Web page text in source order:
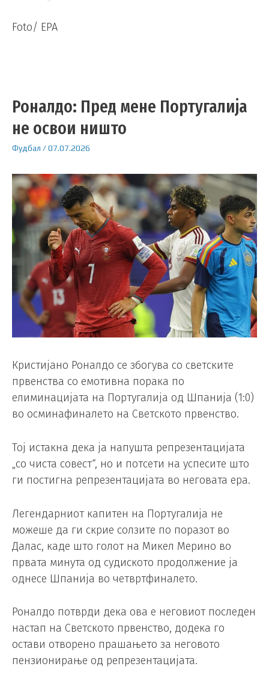
Foto/ EPA
Роналдо: Пред мене Португалија
не освои ништо
Фудбал /07.07.2026
Кристијано Роналдо се збогува со светските
првенства со емотивна порака по
елиминацијата на Португалија од Шпанија (1:0)
во осминафиналето на Светското првенство.
Тој истакна дека ја напушта репрезентацијата
„со чиста совест“, но и потсети на успесите што
ги постигна репрезентацијата во неговата ера.
Легендарниот капитен на Португалија не
можеше да ги скрие солзите по поразот во
Далас, каде што голот на Микел Мерино во
првата минута од судиското продолжение ја
однесе Шпанија во четвртфиналето.
Роналдо потврди дека ова е неговиот последен
настап на Светското првенство, додека го
остави отворено прашањето за неговото
пензионирање од репрезентацијата.